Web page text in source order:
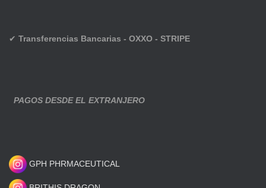
✔ Transferencias Bancarias - OXXO - STRIPE
PAGOS DESDE EL EXTRANJERO
GPH PHRMACEUTICAL